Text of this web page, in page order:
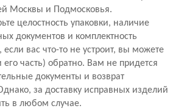
Москвы и Подмосковья.
целостность упаковки, наличие
документов и комплектность
если вас что-то не устроит, вы можете
его часть) обратно. Вам не придется
документы и возврат
за доставку исправных изделий
в любом случае.